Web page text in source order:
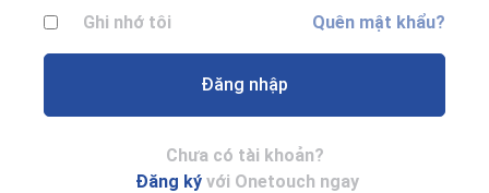
Ghi nhớ tôi Quên mật khẩu?
Đăng nhập
Chưa có tài khoản?
Đăng ký với Onetouch ngay